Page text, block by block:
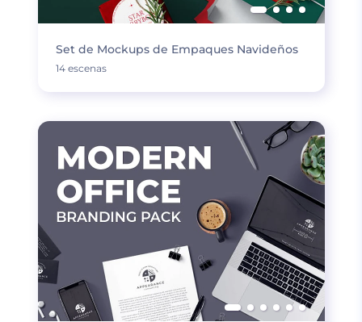
Set de Mockups de Empaques Navideños
14 escenas